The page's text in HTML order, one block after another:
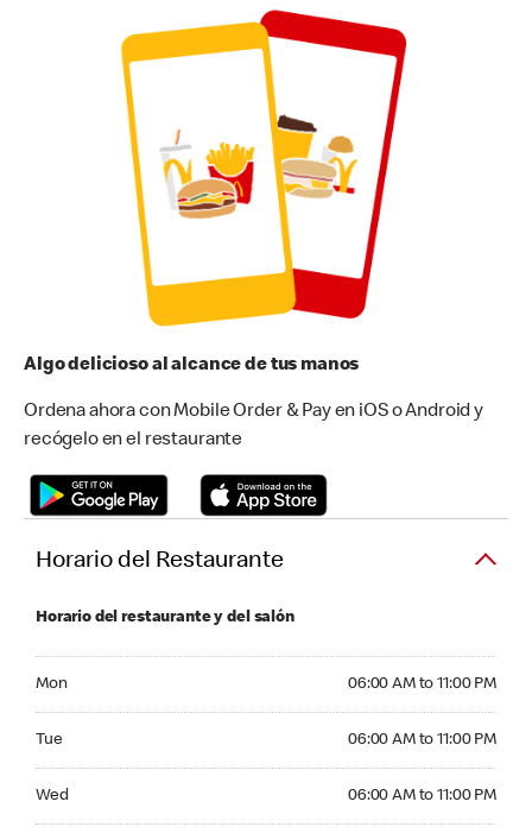
Algo delicioso al alcance de tus manos
Ordena ahora con Mobile Order & Pay en iOS o Android y
recógelo en el restaurante
Horario del Restaurante
Horario del restaurante y del salón
Mon 06:00 AM to 11:00 PM
Tue 06:00 AM to 11:00 PM
Wed 06:00 AM to 11:00 PM